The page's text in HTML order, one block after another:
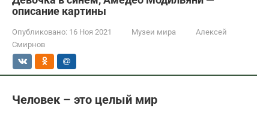
описание картины
Опубликовано: 16 Ноя 2021 Музеи мира
Алексей
Смирнов
Человек – это целый мир